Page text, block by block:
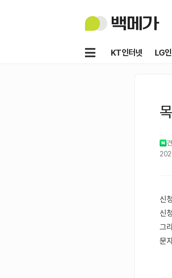
백
KT인터넷
LG
메
신
신
그
문